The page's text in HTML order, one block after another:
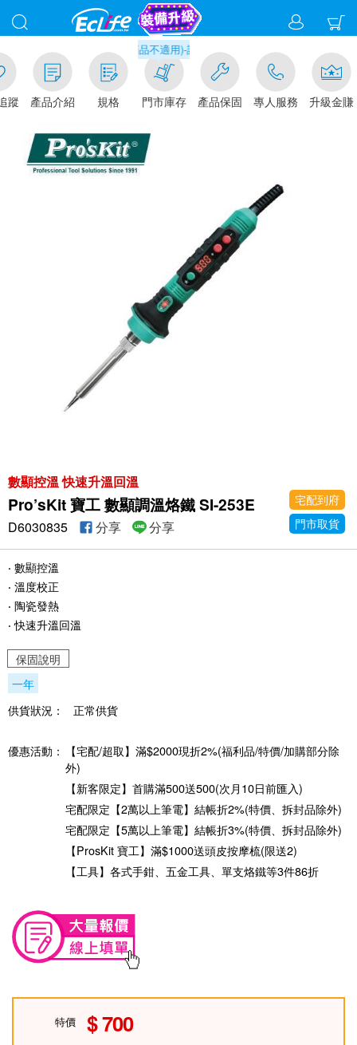
蹤 產品介紹 規格
市取貨現折1%(部分商品不適用)-請點我看
門市庫存 產品保固 專人服務 升級金賺
數顯控溫 快速升溫回溫
Pro’sKit 寶工 數顯調溫烙鐵 SI-253E
宅配到府
門市取貨
D6030835 分享 分享
‧ 數顯控溫
‧ 溫度校正
‧ 陶瓷發熱
‧ 快速升溫回溫
保固說明
一年
供貨狀況：
正常供貨
優惠活動：
【宅配/超取】滿$2000現折2%(福利品/特價/加購部分除
外)
【新客限定】首購滿500送500(次月10日前匯入)
宅配限定【2萬以上筆電】結帳折2%(特價、拆封品除外)
宅配限定【5萬以上筆電】結帳折3%(特價、拆封品除外)
【ProsKit 寶工】滿$1000送頭皮按摩梳(限送2)
【工具】各式手鉗、五金工具、單支烙鐵等3件86折
特價 700